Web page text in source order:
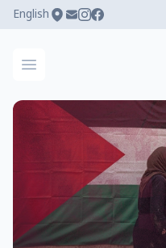
English
فتح